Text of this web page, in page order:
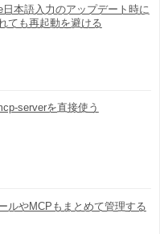
日本語入力のアップデート時に
ても再起動を避ける
serverを直接使う
ルやMCPもまとめて管理する